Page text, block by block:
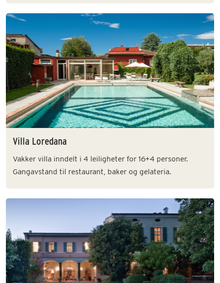
Villa Loredana
Vakker villa inndelt i 4 leiligheter for 16+4 personer.
Gangavstand til restaurant, baker og gelateria.